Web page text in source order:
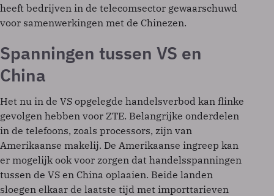
heeft bedrijven in de telecomsector gewaarschuwd
voor samenwerkingen met de Chinezen.
Spanningen tussen VS en
China
Het nu in de VS opgelegde handelsverbod kan flinke
gevolgen hebben voor ZTE. Belangrijke onderdelen
in de telefoons, zoals processors, zijn van
Amerikaanse makelij. De Amerikaanse ingreep kan
er mogelijk ook voor zorgen dat handelsspanningen
tussen de VS en China oplaaien. Beide landen
sloegen elkaar de laatste tijd met importtarieven